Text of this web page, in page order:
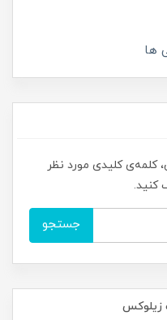
ها
کلمه‌ی کلیدی مورد نظر
کنید.
جستجو
زیلوکس